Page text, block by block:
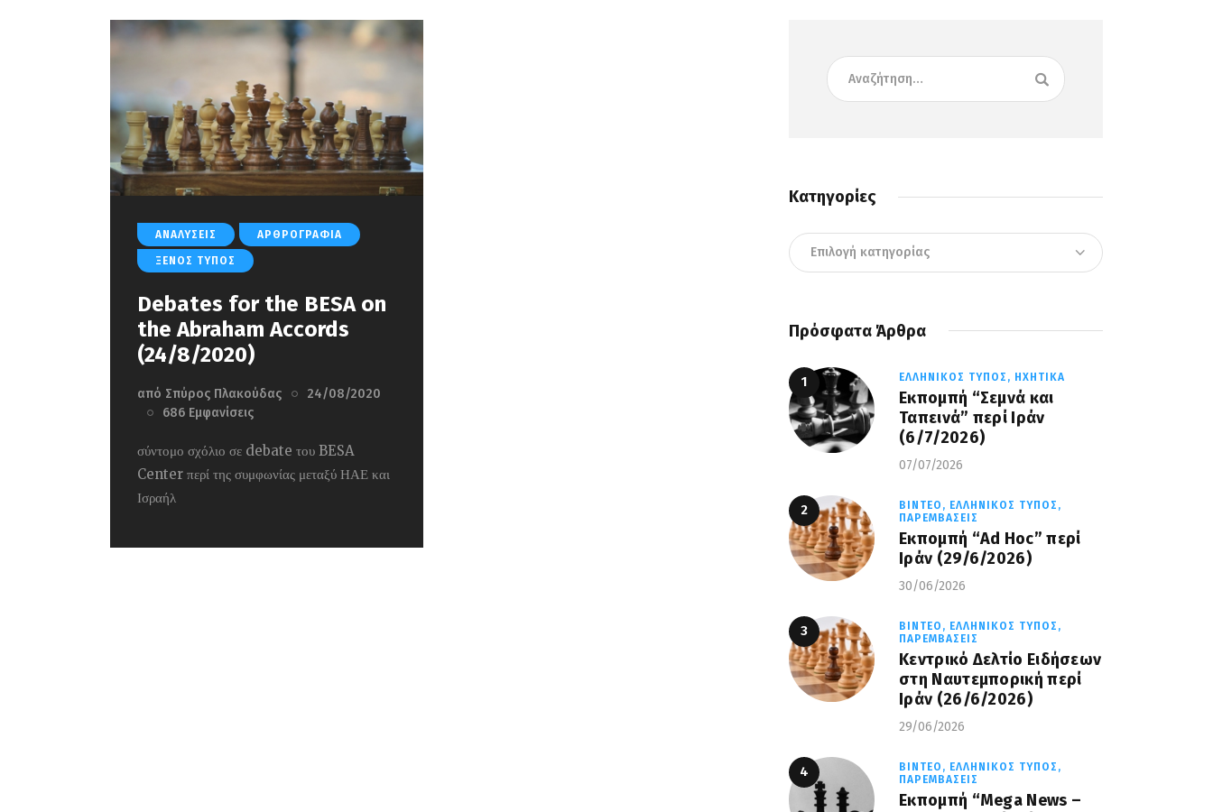
ΑΝΑΛΎΣΕΙΣ ΑΡΘΡΟΓΡΑΦΊΑ
ΞΈΝΟΣ ΤΎΠΟΣ
Debates for the BESA on
the Abraham Accords
(24/8/2020)
από Σπύρος Πλακούδας
24/08/2020
686 Εμφανίσεις
σύντομο σχόλιο σε debate του BESA
Center περί της συμφωνίας μεταξύ ΗΑΕ και
Ισραήλ
Κατηγορίες
Πρόσφατα Άρθρα
ΕΛΛΗΝΙΚΌΣ ΤΎΠΟΣ, ΗΧΗΤΙΚΆ
Εκπομπή “Σεμνά και
Ταπεινά” περί Ιράν
(6/7/2026)
07/07/2026
ΒΊΝΤΕΟ, ΕΛΛΗΝΙΚΌΣ ΤΎΠΟΣ,
ΠΑΡΕΜΒΆΣΕΙΣ
Εκπομπή “Ad Hoc” περί
Iράν (29/6/2026)
30/06/2026
ΒΊΝΤΕΟ, ΕΛΛΗΝΙΚΌΣ ΤΎΠΟΣ,
ΠΑΡΕΜΒΆΣΕΙΣ
Κεντρικό Δελτίο Ειδήσεων
στη Ναυτεμπορική περί
Iράν (26/6/2026)
29/06/2026
ΒΊΝΤΕΟ, ΕΛΛΗΝΙΚΌΣ ΤΎΠΟΣ,
ΠΑΡΕΜΒΆΣΕΙΣ
Eκπομπή “Mega News –